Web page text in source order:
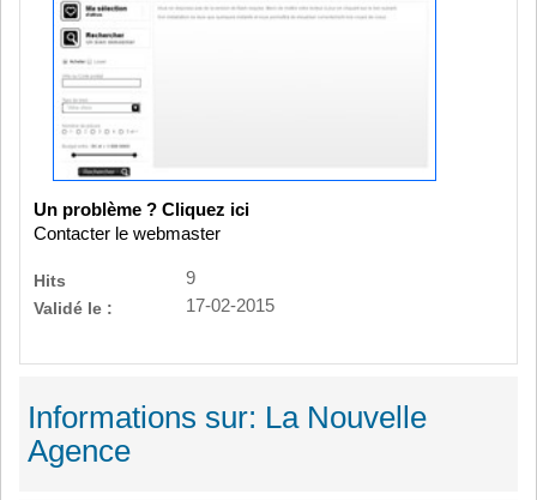
Un problème ? Cliquez ici
Contacter le webmaster
Hits
9
Validé le :
17-02-2015
Informations sur: La Nouvelle
Agence